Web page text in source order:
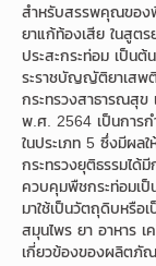
สำหรับสรรพคุณของพื
ยาแก้ท้องเสีย ในสูต
ประสะกระท่อม เป็น
ระราชบัญญัติยาเสพ
กระทรวงสาธารณสุข
พ.ศ. 2564 เป็นการก
ในประเภท 5 ซึ่งมีผล
กระทรวงยุติธรรมไ
ควบคุมพืชกระท่อมเป็
มาใช้เป็นวัตถุดิบหรื
สมุนไพร ยา อาหาร
เกี่ยวข้องของผลิตภั